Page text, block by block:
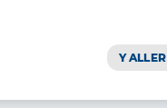
Y ALLER